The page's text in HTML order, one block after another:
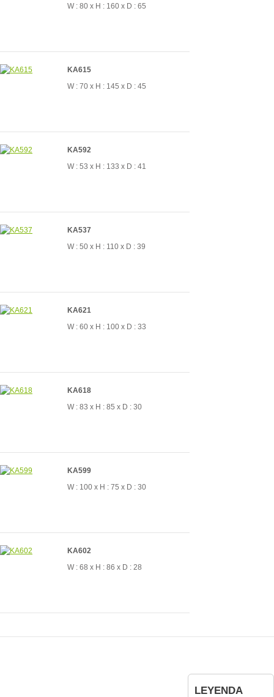
W : 80 x H : 160 x D : 65
KA615
W : 70 x H : 145 x D : 45
KA592
W : 53 x H : 133 x D : 41
KA537
W : 50 x H : 110 x D : 39
KA621
W : 60 x H : 100 x D : 33
KA618
W : 83 x H : 85 x D : 30
KA599
W : 100 x H : 75 x D : 30
KA602
W : 68 x H : 86 x D : 28
LEYENDA